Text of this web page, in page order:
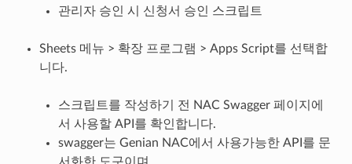
관리자 승인 시 신청서 승인 스크립트
Sheets 메뉴 > 확장 프로그램 > Apps Script를 선택합
니다.
스크립트를 작성하기 전 NAC Swagger 페이지에
서 사용할 API를 확인합니다.
swagger는 Genian NAC에서 사용가능한 API를 문